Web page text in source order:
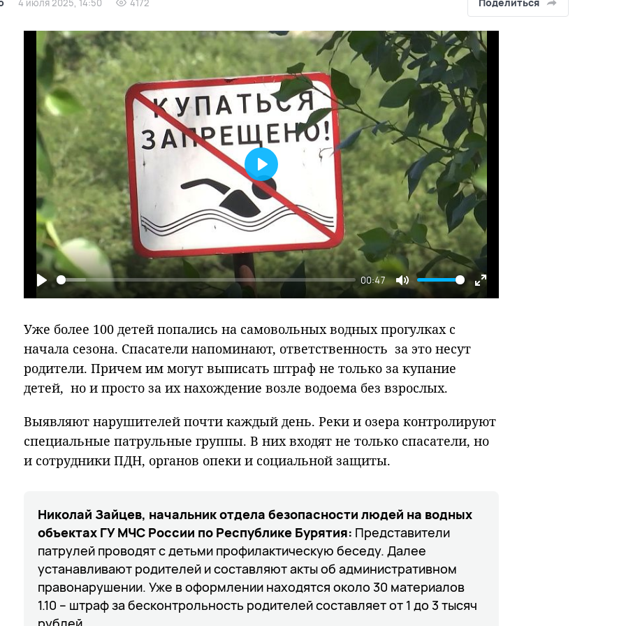
4 июля 2025, 14:50 4172
Play
00:47
Mute
Enter
Play
Уже более 100 детей попались на самовольных водных прогулках с
начала сезона. Спасатели напоминают, ответственность за это несут
родители. Причем им могут выписать штраф не только за купание
детей, но и просто за их нахождение возле водоема без взрослых.
Выявляют нарушителей почти каждый день. Реки и озера контролируют
специальные патрульные группы. В них входят не только спасатели, но
и сотрудники ПДН, органов опеки и социальной защиты.
Николай Зайцев, начальник отдела безопасности людей на водных
объектах ГУ МЧС России по Республике Бурятия: Представители
патрулей проводят с детьми профилактическую беседу. Далее
устанавливают родителей и составляют акты об административном
правонарушении. Уже в оформлении находятся около 30 материалов
1.10 – штраф за бесконтрольность родителей составляет от 1 до 3 тысяч